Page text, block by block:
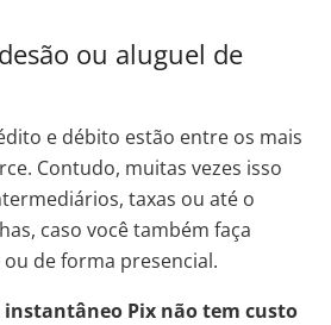
ou aluguel de
e débito estão entre os mais
Contudo, muitas vezes isso
taxas ou até o
caso você também faça
de forma presencial.
Pix não tem custo